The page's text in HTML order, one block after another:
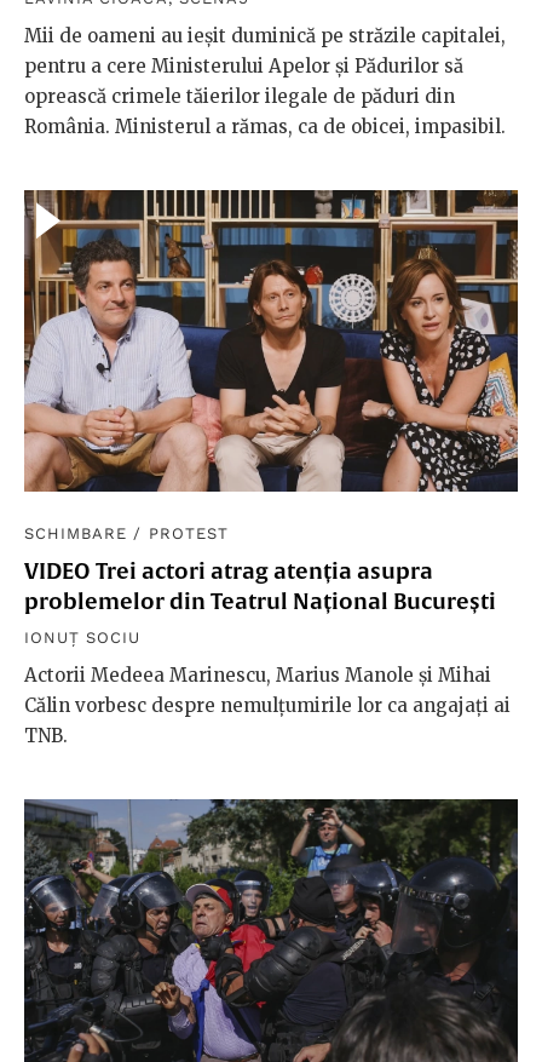
Mii de oameni au ieșit duminică pe străzile capitalei,
pentru a cere Ministerului Apelor și Pădurilor să
oprească crimele tăierilor ilegale de păduri din
România. Ministerul a rămas, ca de obicei, impasibil.
SCHIMBARE / PROTEST
VIDEO Trei actori atrag atenția asupra
problemelor din Teatrul Național București
IONUȚ SOCIU
Actorii Medeea Marinescu, Marius Manole și Mihai
Călin vorbesc despre nemulțumirile lor ca angajați ai
TNB.